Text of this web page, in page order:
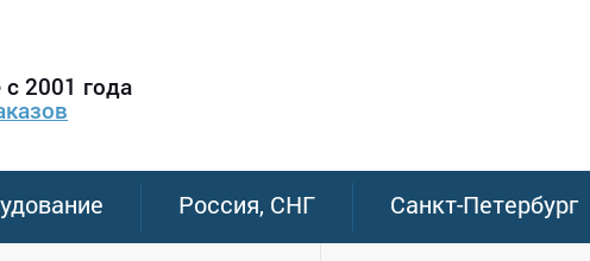
2001 года
Россия, СНГ Санкт-Петербург